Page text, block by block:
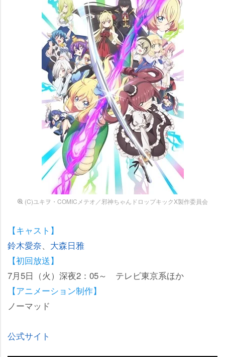
(C)ユキヲ・COMICメテオ／邪神ちゃんドロップキックX製作委員会
【キャスト】
鈴木愛奈、 大森日雅
【初回放送】
7月5日（火）深夜2：05～ テレビ東京系ほか
【アニメーション制作】
ノーマッド
公式サイト